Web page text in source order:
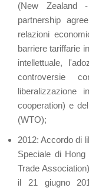
(New Zealand
partnership
relazioni
barriere tariffarie
intellettuale,
controversie
liberalizzazione
cooperation) e
(WTO);
2012: Accordo di
Speciale di
Trade
il 21 giugno